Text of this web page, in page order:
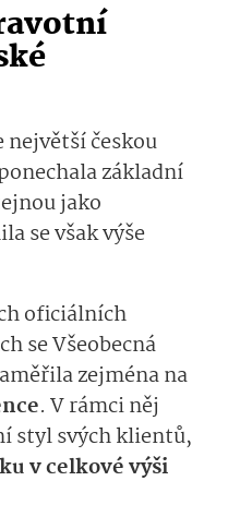
největší českou
základní
jako
se však výše
oficiálních
se Všeobecná
zejména na
. V rámci něj
styl svých klientů,
v celkové výši